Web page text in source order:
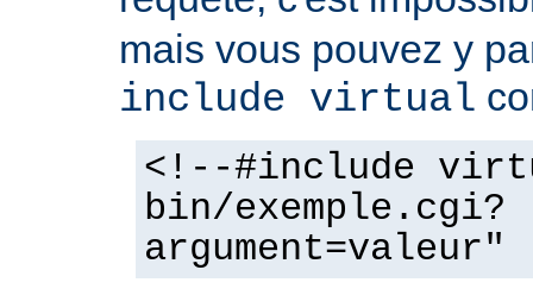
mais vous pouvez y
include virtual
<!--#include
bin/exemple.cgi?
argument=valeur"